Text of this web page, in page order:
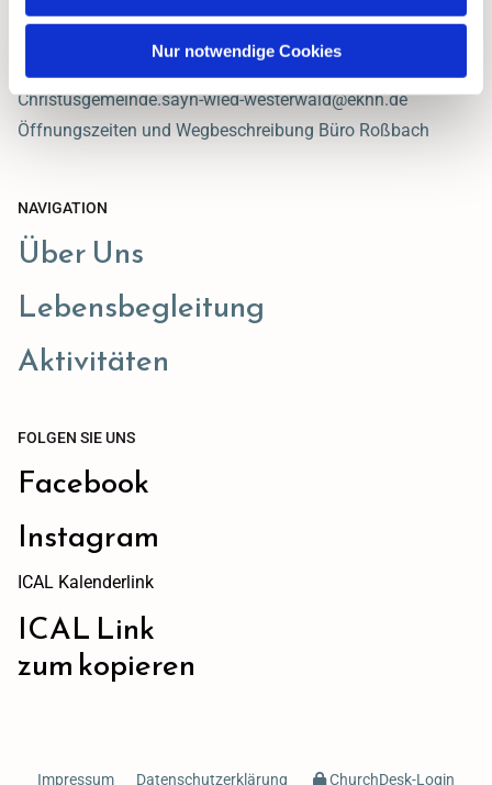
Nur notwendige Cookies
Christusgemeinde.sayn-wied-westerwald@ekhn.de
Öffnungszeiten und Wegbeschreibung Büro Roßbach
NAVIGATION
Über Uns
Lebensbegleitung
Aktivitäten
FOLGEN SIE UNS
Facebook
Instagram
ICAL Kalenderlink
ICAL Link
zum kopieren
Impressum Datenschutzerklärung ChurchDesk-Login